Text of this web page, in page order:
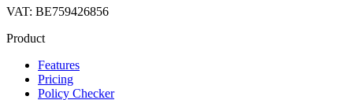
VAT: BE759426856
Product
Features
Pricing
Policy Checker